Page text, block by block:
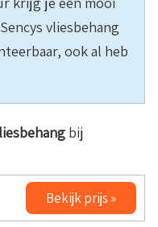
vliesbehang
ook al heb
bij
Bekijk prijs »